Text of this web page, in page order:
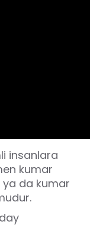
insanlara
kumar
da kumar